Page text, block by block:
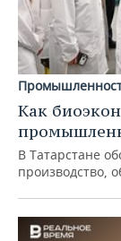
Как
В Татарстане
производство,